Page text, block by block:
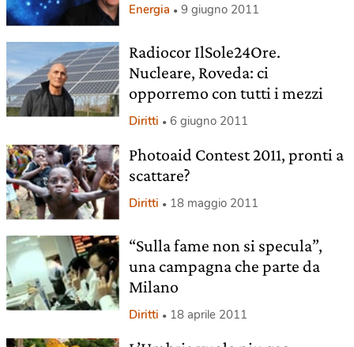
Energia 9 giugno 2011
Radiocor IlSole24Ore.
Nucleare, Roveda: ci
opporremo con tutti i mezzi
Diritti 6 giugno 2011
Photoaid Contest 2011, pronti a
scattare?
Diritti 18 maggio 2011
“Sulla fame non si specula”,
una campagna che parte da
Milano
Diritti 18 aprile 2011